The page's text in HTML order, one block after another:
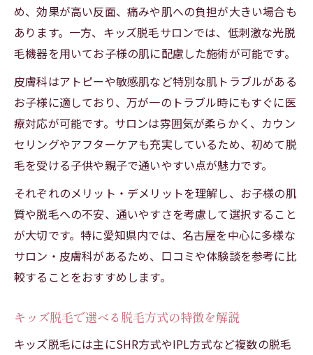
め、効果が高い反面、痛みや肌への負担が大きい場合も
あります。一方、キッズ脱毛サロンでは、低刺激な光脱
毛機器を用いてお子様の肌に配慮した施術が可能です。
皮膚科はアトピーや敏感肌など特別な肌トラブルがある
お子様に適しており、万が一のトラブル時にもすぐに医
療対応が可能です。サロンは雰囲気が柔らかく、カウン
セリングやアフターケアも充実しているため、初めて脱
毛を受ける子供や親子で通いやすい点が魅力です。
それぞれのメリット・デメリットを理解し、お子様の肌
質や脱毛への不安、通いやすさを考慮して選択すること
が大切です。特に愛知県内では、名古屋を中心に多様な
サロン・皮膚科があるため、口コミや体験談を参考に比
較することをおすすめします。
キッズ脱毛で選べる脱毛方式の特徴を解説
キッズ脱毛には主にSHR方式やIPL方式など複数の脱毛